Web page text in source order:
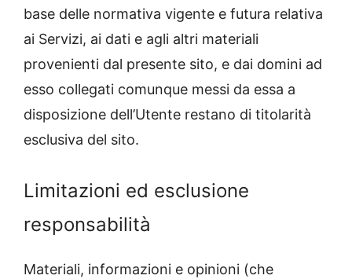
base delle normativa vigente e futura relativa
ai Servizi, ai dati e agli altri materiali
provenienti dal presente sito, e dai domini ad
esso collegati comunque messi da essa a
disposizione dell’Utente restano di titolarità
esclusiva del sito.
Limitazioni ed esclusione
responsabilità
Materiali, informazioni e opinioni (che